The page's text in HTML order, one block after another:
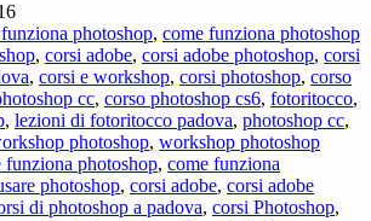
Padova
–
Ti
interessa
un
workshop
di
Adobe®
Photoshop®
photoshop, come funziona photoshop
, corsi adobe, corsi adobe photoshop, corsi
, corsi e workshop, corsi photoshop, corso
cc, corso photoshop cs6, fotoritocco,
, lezioni di fotoritocco padova, photoshop cc,
photoshop, workshop photoshop
funziona photoshop, come funziona
photoshop, corsi adobe, corsi adobe
di photoshop a padova, corsi Photoshop,